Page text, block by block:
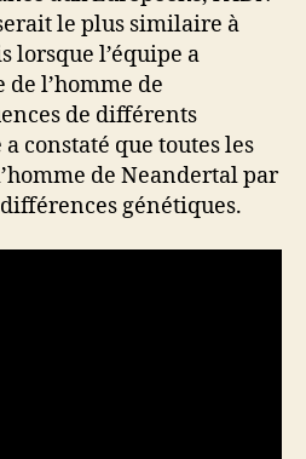
le plus similaire à
lorsque l’équipe a
de l’homme de
de différents
constaté que toutes les
de Neandertal par
génétiques.